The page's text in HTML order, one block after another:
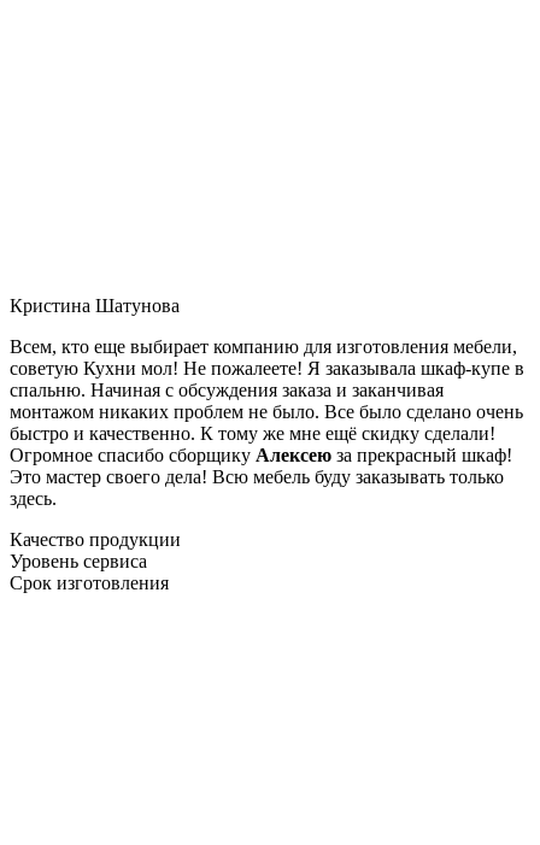
Кристина Шатунова
Всем, кто еще выбирает компанию для изготовления мебели,
советую Кухни мол! Не пожалеете! Я заказывала шкаф-купе в
спальню. Начиная с обсуждения заказа и заканчивая
монтажом никаких проблем не было. Все было сделано очень
быстро и качественно. К тому же мне ещё скидку сделали!
Огромное спасибо сборщику Алексею за прекрасный шкаф!
Это мастер своего дела! Всю мебель буду заказывать только
здесь.
Качество продукции
Уровень сервиса
Срок изготовления